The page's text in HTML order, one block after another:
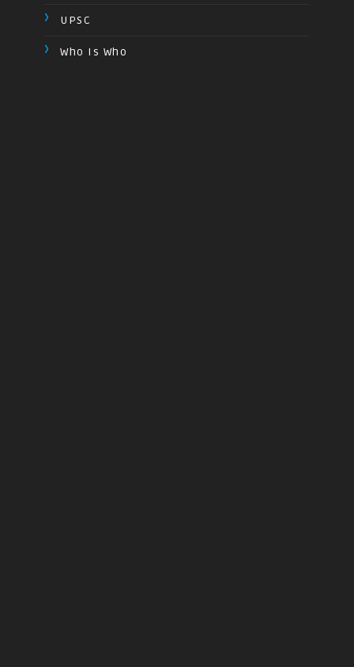
UPSC
Who Is Who